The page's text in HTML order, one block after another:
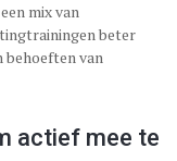
mix van
beter
behoeften van
actief mee te